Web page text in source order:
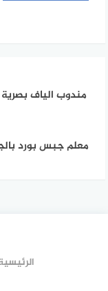
معلم جبس بورد